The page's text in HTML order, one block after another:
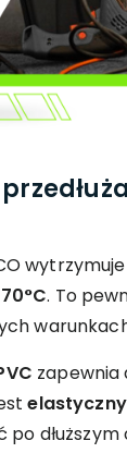
. To
zapewnia
elastyczny
po